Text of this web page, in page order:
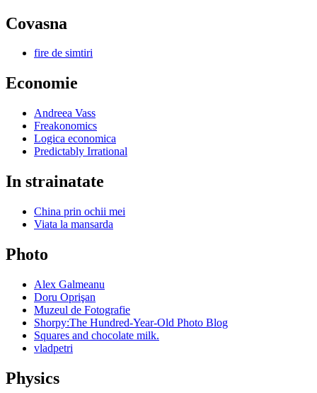
Covasna
fire de simtiri
Economie
Andreea Vass
Freakonomics
Logica economica
Predictably Irrational
In strainatate
China prin ochii mei
Viata la mansarda
Photo
Alex Galmeanu
Doru Oprişan
Muzeul de Fotografie
Shorpy:The Hundred-Year-Old Photo Blog
Squares and chocolate milk.
vladpetri
Physics